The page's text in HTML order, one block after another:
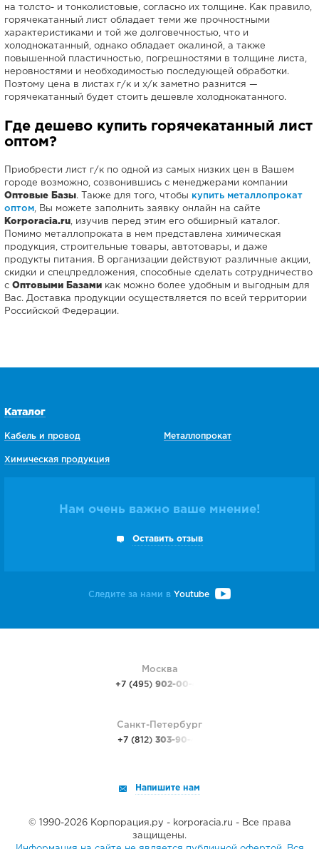
на толсто- и тонколистовые, согласно их толщине. Как правило,
горячекатанный лист обладает теми же прочностными
характеристиками и той же долговечностью, что и
холоднокатанный, однако обладает окалиной, а также
повышенной пластичностью, погрешностями в толщине листа,
неровностями и необходимостью последующей обработки.
Поэтому цена в листах г/к и х/к заметно разнится —
горячекатанный будет стоить дешевле холоднокатанного.
Где дешево купить горячекатанный лист
оптом?
Приобрести лист г/к по одной из самых низких цен в Вашем
городе возможно, созвонившись с менеджерами компании
Оптовые Базы. Также для того, чтобы купить металлопрокат
оптом , Вы можете заполнить заявку онлайн на сайте
Korporacia.ru , изучив перед этим его обширный каталог.
Помимо металлопроката в нем представлена химическая
продукция, строительные товары, автотовары, и даже
продукты питания. В организации действуют различные акции,
скидки и спецпредложения, способные сделать сотрудничество
с Оптовыми Базами как можно более удобным и выгодным для
Вас. Доставка продукции осуществляется по всей территории
Российской Федерации.
Каталог
Кабель и провод
Химическая продукция
Металлопрокат
Нам очень важно ваше мнение!
Оставить отзыв
Следите за нами в Youtube
Москва
+7 (495) 902-00-48
Санкт-Петербург
+7 (812) 303-90-48
Напишите нам
© 1990-2026 Корпорация.ру - korporacia.ru - Все права
защищены.